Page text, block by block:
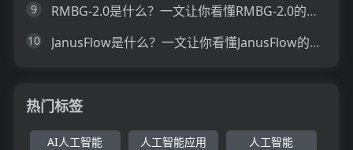
9 RMBG-2.0是什么？一文让你看懂RMBG-2.0的技术原理、主要功能、应用场景
10 JanusFlow是什么？一文让你看懂JanusFlow的技术原理、主要功能、应用场景
热门标签
AI人工智能 人工智能应用 人工智能